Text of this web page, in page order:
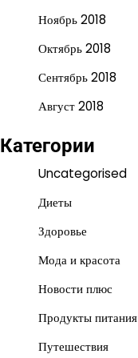
Ноябрь 2018
Октябрь 2018
Сентябрь 2018
Август 2018
Категории
Uncategorised
Диеты
Здоровье
Мода и красота
Новости плюс
Продукты питания
Путешествия